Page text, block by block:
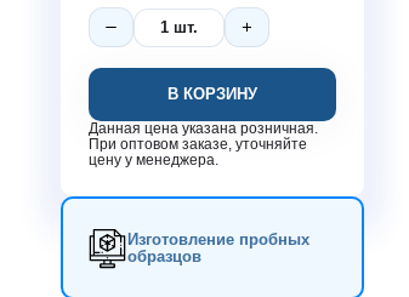
В КОРЗИНУ
Данная цена указана розничная.
При оптовом заказе, уточняйте
цену у менеджера.
Изготовление пробных
образцов